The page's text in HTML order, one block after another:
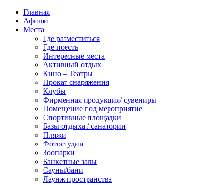
Главная
Афиши
Места
Где разместиться
Где поесть
Интересные места
Активный отдых
Кино – Театры
Прокат снаряжения
Клубы
Фирменная продукция/ сувениры
Помещение под мероприятие
Спортивные площадки
Базы отдыха / санатории
Пляжи
Фотостудии
Зоопарки
Банкетные залы
Сауны/бани
Лаунж пространства